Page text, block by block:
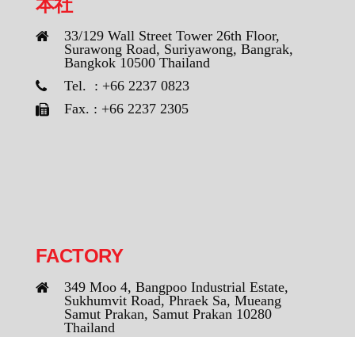
本社
33/129 Wall Street Tower 26th Floor,
Surawong Road, Suriyawong, Bangrak,
Bangkok 10500 Thailand
Tel. : +66 2237 0823
Fax. : +66 2237 2305
FACTORY
349 Moo 4, Bangpoo Industrial Estate,
Sukhumvit Road, Phraek Sa, Mueang
Samut Prakan, Samut Prakan 10280
Thailand